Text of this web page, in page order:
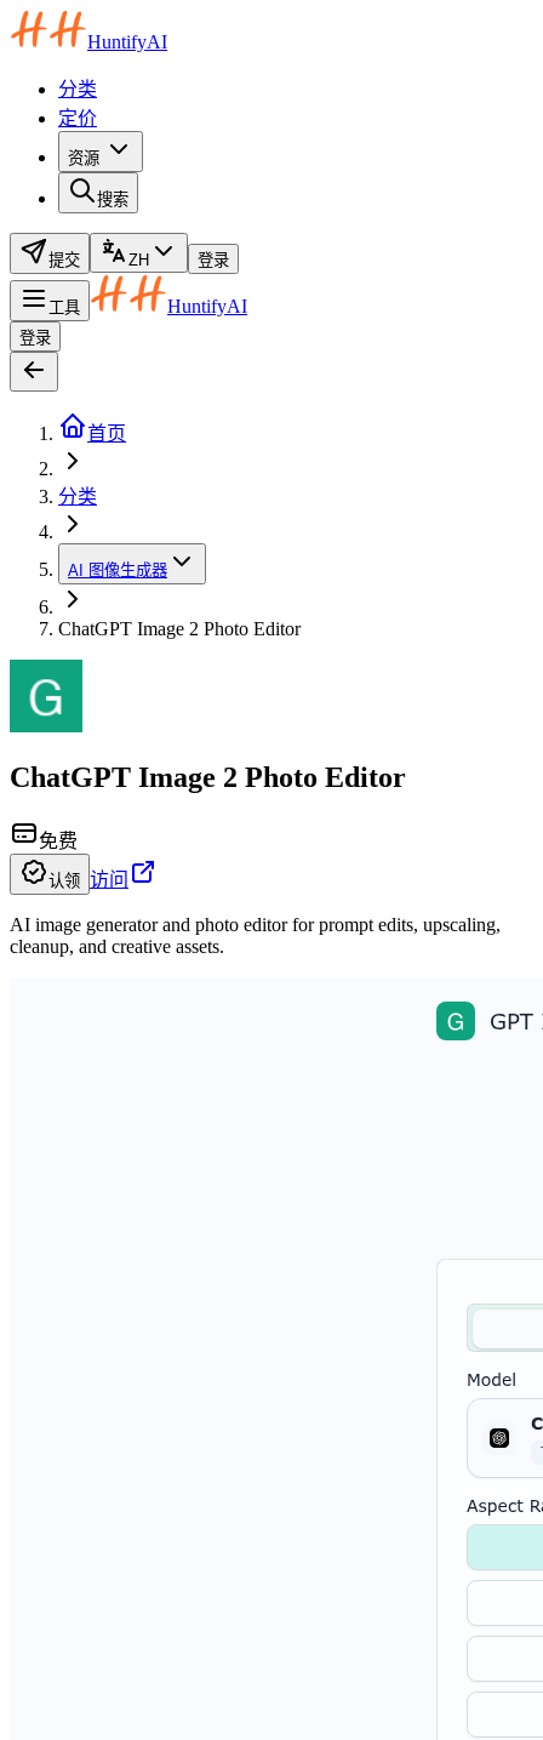
HuntifyAI
分类
定价
资源
搜索
提交 ZH 登录
工具 HuntifyAI
登录
首页
分类
AI 图像生成器
ChatGPT Image 2 Photo Editor
ChatGPT Image 2 Photo Editor
免费
认领 访问
AI image generator and photo editor for prompt edits, upscaling,
cleanup, and creative assets.